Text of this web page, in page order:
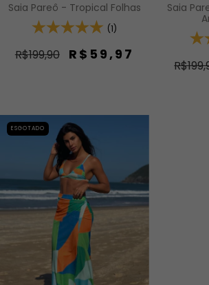
Saia Pareô - Tropical Folhas
(1)
R$199,90 R$59,97
Saia
ESGOTADO